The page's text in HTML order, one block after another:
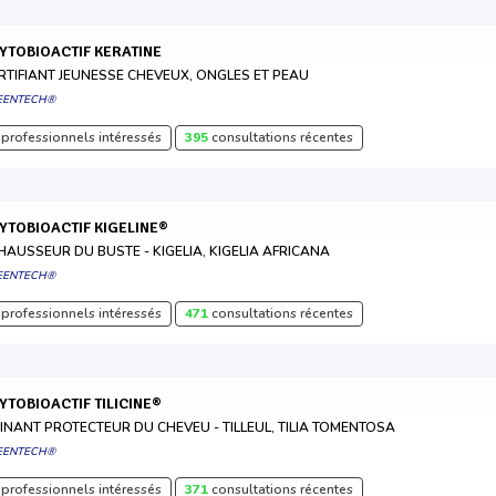
KERATINE
JEUNESSE CHEVEUX, ONGLES ET PEAU
intéressés 395consultations récentes
KIGELINE®
DU BUSTE - KIGELIA, KIGELIA AFRICANA
intéressés 471consultations récentes
TILICINE®
PROTECTEUR DU CHEVEU - TILLEUL, TILIA TOMENTOSA
intéressés 371consultations récentes